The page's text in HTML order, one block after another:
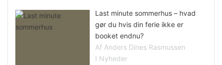
Last minute sommerhus – hvad
gør du hvis din ferie ikke er
booket endnu?
Af Anders Dines Rasmussen
I Nyheder